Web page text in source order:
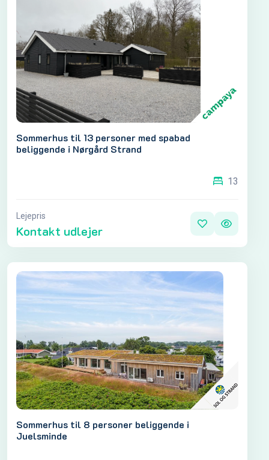
Sommerhus til 13 personer med spabad
beliggende i Nørgård Strand
13
Lejepris
Kontakt udlejer
Sommerhus til 8 personer beliggende i
Juelsminde